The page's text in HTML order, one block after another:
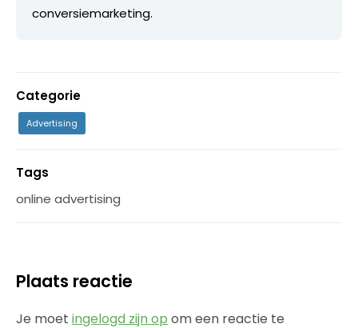
conversiemarketing.
Categorie
Advertising
Tags
online advertising
Plaats reactie
Je moet ingelogd zijn op om een reactie te